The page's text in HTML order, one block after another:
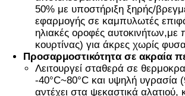
50% με υποστήριξη ξηρής/
εφαρμογής σε καμπυλωτές
ηλιακές οροφές αυτοκινήτων,με
κουρτίνας) για άκρες χωρίς
Προσαρμοστικότητα σε ακραία
Λειτουργεί σταθερά σε
-40°C~80°C και υψηλή υγρασία
αντέχει στα ψεκαστικά αλατιού,